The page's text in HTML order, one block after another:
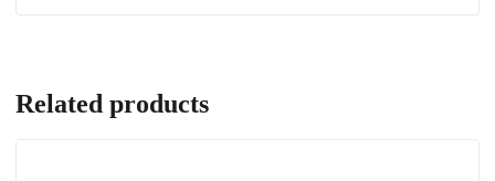
Related products